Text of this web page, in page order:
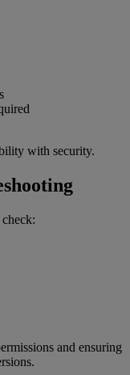
with security.
and ensuring